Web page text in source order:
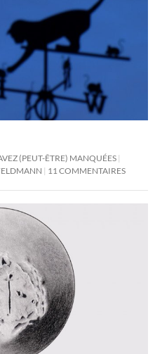
(PEUT-ÊTRE) MANQUÉES
11 COMMENTAIRES